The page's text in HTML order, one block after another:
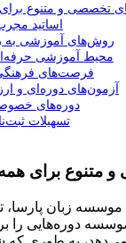
تخصصی و متنوع
2. اساتید
3. روش‌های آموزشی به
4. محیط آموزشی
5. فرصت‌های
6. آزمون‌های دوره‌ای و
7. دوره‌های
8. تسهیلات
متنوع برای
موسسه زبان پارسا،
دوره‌هایی را